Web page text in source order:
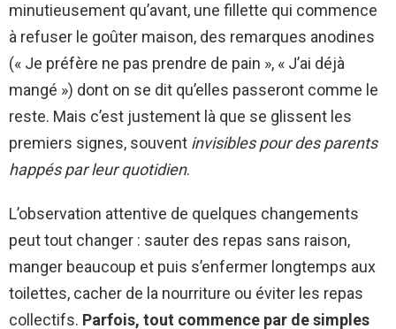
minutieusement qu’avant, une fillette qui commence
à refuser le goûter maison, des remarques anodines
(« Je préfère ne pas prendre de pain », « J’ai déjà
mangé ») dont on se dit qu’elles passeront comme le
reste. Mais c’est justement là que se glissent les
premiers signes, souvent invisibles pour des parents
happés par leur quotidien.
L’observation attentive de quelques changements
peut tout changer : sauter des repas sans raison,
manger beaucoup et puis s’enfermer longtemps aux
toilettes, cacher de la nourriture ou éviter les repas
collectifs. Parfois, tout commence par de simples